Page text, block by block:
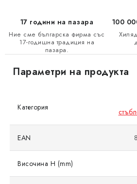
17 години на пазара
Ние сме българска фирма със
17-годишна традиция на
пазара.
100
Параметри на продукта
Категория
EAN
Височина H (mm)